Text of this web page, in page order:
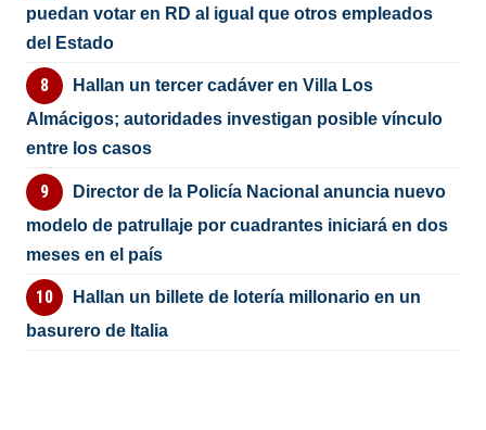
puedan votar en RD al igual que otros empleados
del Estado
Hallan un tercer cadáver en Villa Los
Almácigos; autoridades investigan posible vínculo
entre los casos
Director de la Policía Nacional anuncia nuevo
modelo de patrullaje por cuadrantes iniciará en dos
meses en el país
Hallan un billete de lotería millonario en un
basurero de Italia